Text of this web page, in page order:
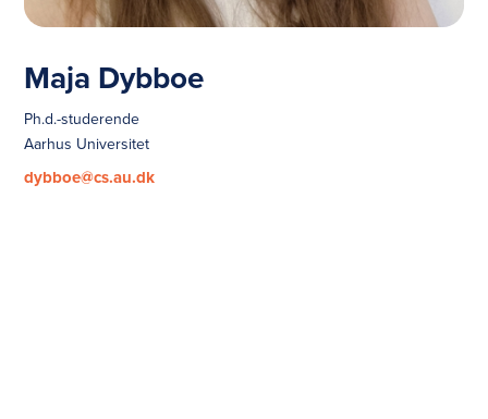
Maja Dybboe
Ph.d.-studerende
Aarhus Universitet
dybboe@cs.au.dk